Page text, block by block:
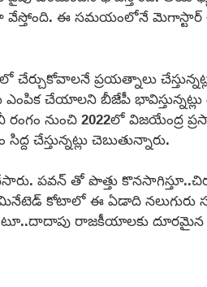
వేస్తోంది. ఈ సమయంలోనే మెగాస్టార్
ప్రయత్నాలు
చేయాలని బీజేపీ భావిస్తున్నట్లు
నుంచి 2022లో విజయేంద్ర
చేస్తున్నట్లు చెబుతున్నారు.
పవన్ తో పొత్తు
కోటాలో ఈ ఏడాది నలుగురు
రాజకీయాలకు దూరమైన